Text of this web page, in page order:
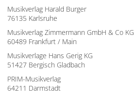
Musikverlag Harald Burger
76135 Karlsruhe
Musikverlag Zimmermann GmbH & Co KG
60489 Frankfurt / Main
Musikverlage Hans Gerig KG
51427 Bergisch Gladbach
PRIM-Musikverlag
64211 Darmstadt